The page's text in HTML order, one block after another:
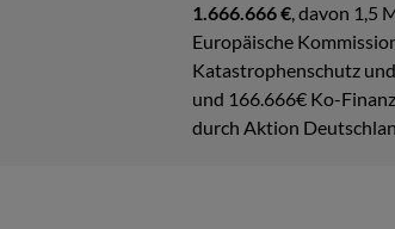
1.666.666 €, davon 1,5
Europäische
Katastrophenschutz
und 166.666€ Ko-
durch Aktion